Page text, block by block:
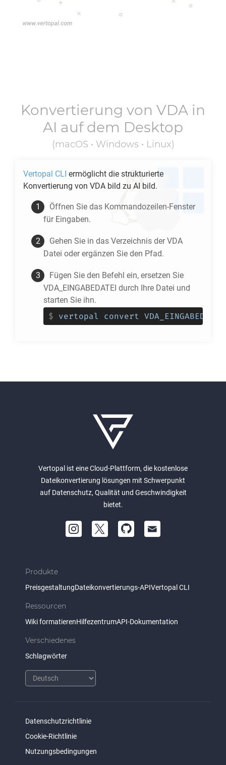
Konvertierung von VDA in
AI auf dem Desktop
(macOS • Windows • Linux)
Vertopal CLI ermöglicht die strukturierte
Konvertierung von VDA bild zu AI bild.
Öffnen Sie das Kommandozeilen-Fenster
für Eingaben.
Gehen Sie in das Verzeichnis derVDA
Datei oder ergänzen Sie den Pfad.
Fügen Sie den Befehl ein, ersetzen Sie
VDA_EINGABEDATEI durch Ihre Datei und
starten Sie ihn.
$ vertopal convert
Vertopal ist eine Cloud-Plattform, die kostenlose
Dateikonvertierung lösungen mit Schwerpunkt
auf Datenschutz, Qualität und Geschwindigkeit
bietet.
Produkte
PreisgestaltungDateikonvertierungs-APIVertopal CLI
Ressourcen
Wiki formatierenHilfezentrumAPI-Dokumentation
Verschiedenes
Schlagwörter
Datenschutzrichtlinie
Cookie-Richtlinie
Nutzungsbedingungen